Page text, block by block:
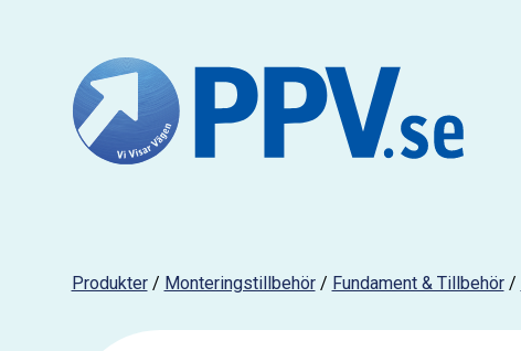
Produkter/ Monteringstillbehör/ Fundament & Tillbehör/